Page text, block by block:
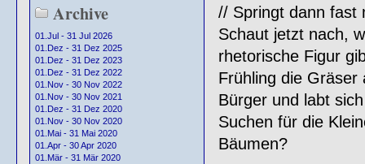
Archive
01.Jul - 31 Jul 2026
01.Dez - 31 Dez 2025
01.Dez - 31 Dez 2023
01.Dez - 31 Dez 2022
01.Nov - 30 Nov 2022
01.Nov - 30 Nov 2021
01.Dez - 31 Dez 2020
01.Nov - 30 Nov 2020
01.Mai - 31 Mai 2020
01.Apr - 30 Apr 2020
01.Mär - 31 Mär 2020
// Springt dann fast
Schaut jetzt nach,
rhetorische Figur
Frühling die
Bürger und labt
Suchen für die
Bäumen?